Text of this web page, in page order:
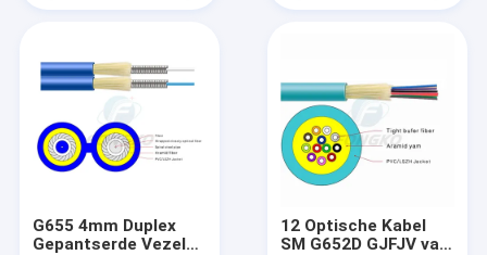
G655 4mm Duplex
Gepantserde Vezel
12 Optische Kabel
SM G652D GJFJV van